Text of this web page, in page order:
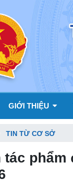
GIỚI THIỆU
TIN TỪ CƠ SỞ
tác